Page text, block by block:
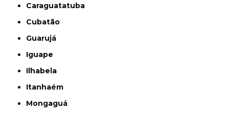
Caraguatatuba
Cubatão
Guarujá
Iguape
Ilhabela
Itanhaém
Mongaguá